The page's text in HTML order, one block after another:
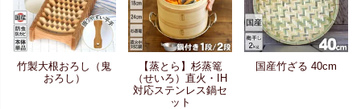
竹製大根おろし（鬼
おろし）
【蒸とら】杉蒸篭
（せいろ）直火・IH
対応ステンレス鍋セ
ット
国産竹ざる 40cm